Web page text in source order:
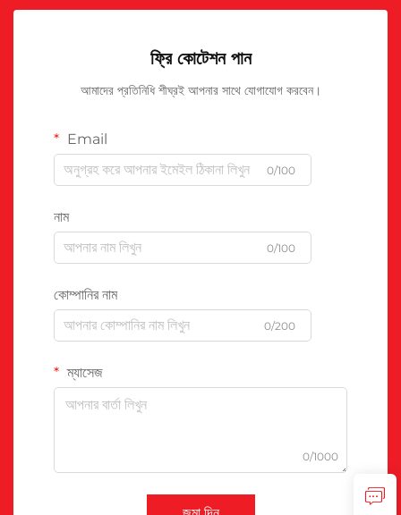
ফ্রি কোটেশন পান
আমাদের প্রতিনিধি শীঘ্রই আপনার সাথে যোগাযোগ করবেন।
Email
0/100
নাম
0/100
কোম্পানির নাম
0/200
ম্যাসেজ
0/1000